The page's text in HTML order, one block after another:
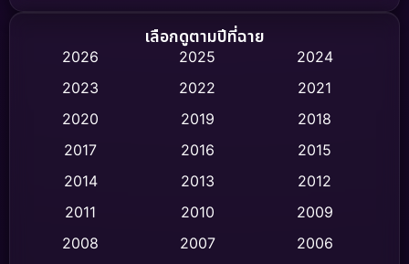
Biography ชีวิตจริง
Classic หนังคลาสสิก (47)
Comedy ตลก (454)
Crime อาชญากรรม (532)
เลือกดูตามปีที่ฉาย
2026 2025
2024
2023
2022
2021
2020
2019
2018
2017
2016
2015
2014
2013
2012
2011
2010
2009
2008
2007
2006